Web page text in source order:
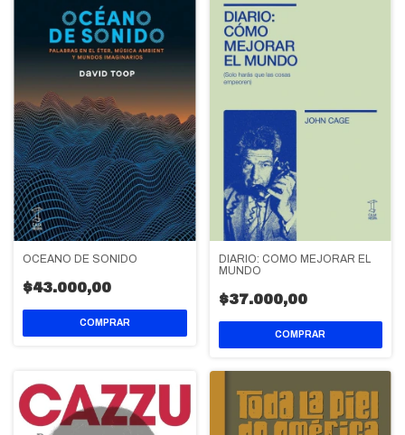
OCEANO DE SONIDO
$43.000,00
DIARIO: CÓMO MEJORAR EL
MUNDO
$37.000,00